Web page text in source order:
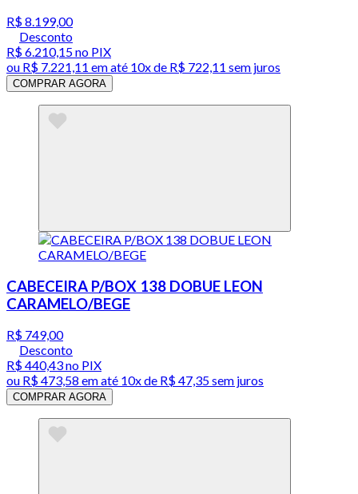
R$ 8.199,00
Desconto
R$ 6.210,15no PIX
ou R$ 7.221,11 em até 10x de R$ 722,11 sem juros
COMPRAR AGORA
CABECEIRA P/BOX 138 DOBUE LEON
CARAMELO/BEGE
R$ 749,00
Desconto
R$ 440,43no PIX
ou R$ 473,58 em até 10x de R$ 47,35 sem juros
COMPRAR AGORA